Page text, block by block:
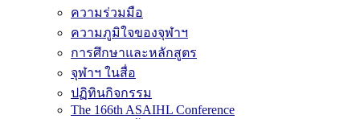
ความร่วมมือ
ความภูมิใจของจุฬาฯ
การศึกษาและหลักสูตร
จุฬาฯ ในสื่อ
ปฏิทินกิจกรรม
The 166th ASAIHL Conference